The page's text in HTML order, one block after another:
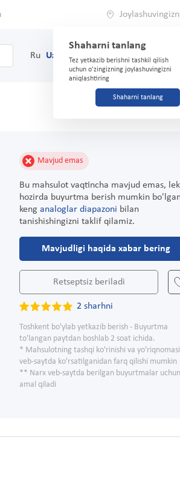
Shaharni tanlang
Tez yetkazib berishni tashkil qilish
uchun o'zingizning joylashuvingizni
aniqlashtiring
Shaharni tanlang
Ru Uz (71) 200-03-03
Mavjud emas
Bu mahsulot vaqtincha mavjud emas,
hozirda buyurtma berish mumkin
keng analoglar diapazoni bilan
tanishishingizni taklif qilamiz.
Mavjudligi haqida xabar bering
Retseptsiz beriladi
2 sharhni
Toshkent bo'ylab yetkazib berish - Buyurtma
to'langan paytdan boshlab 2 soat ichida.
* Mahsulotning tashqi ko'rinishi va yo'riqnomasi
veb-saytda ko'rsatilganidan farq qilishi mumkin
** Narx veb-saytda berilgan buyurtmalar uchun
amal qiladi